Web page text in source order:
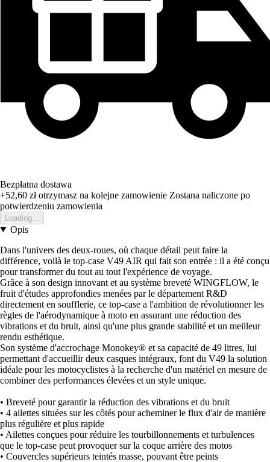
Bezpłatna dostawa
+52,60 złotrzymasz na kolejne zamowienie Zostana naliczone po
potwierdzeniu zamowienia
Loading...
Opis
Dans l'univers des deux-roues, où chaque détail peut faire la
différence, voilà le top-case V49 AIR qui fait son entrée : il a été conçu
pour transformer du tout au tout l'expérience de voyage.
Grâce à son design innovant et au système breveté WINGFLOW, le
fruit d'études approfondies menées par le département R&D
directement en soufflerie, ce top-case a l'ambition de révolutionner les
règles de l'aérodynamique à moto en assurant une réduction des
vibrations et du bruit, ainsi qu'une plus grande stabilité et un meilleur
rendu esthétique.
Son système d'accrochage Monokey® et sa capacité de 49 litres, lui
permettant d'accueillir deux casques intégraux, font du V49 la solution
idéale pour les motocyclistes à la recherche d'un matériel en mesure de
combiner des performances élevées et un style unique.
• Breveté pour garantir la réduction des vibrations et du bruit
• 4 ailettes situées sur les côtés pour acheminer le flux d'air de manière
plus régulière et plus rapide
• Ailettes conçues pour réduire les tourbillonnements et turbulences
que le top-case peut provoquer sur la coque arrière des motos
• Couvercles supérieurs teintés masse, pouvant être peints